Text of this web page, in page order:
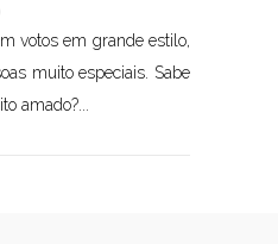
votos em grande estilo,
muito especiais. Sabe
amado?...